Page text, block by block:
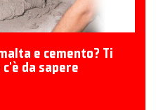
e cemento? Ti
da sapere